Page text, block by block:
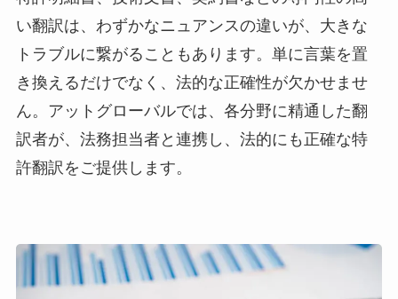
い翻訳は、わずかなニュアンスの違いが、大きな
トラブルに繋がることもあります。単に言葉を置
き換えるだけでなく、法的な正確性が欠かせませ
ん。アットグローバルでは、各分野に精通した翻
訳者が、法務担当者と連携し、法的にも正確な特
許翻訳をご提供します。